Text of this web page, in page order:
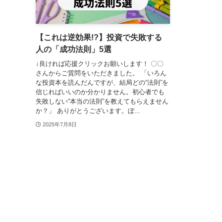
【これは逆効果!?】投資で失敗する
人の「成功法則」5選
↓良ければ応援クリックお願いします！ 〇〇
さんからご質問をいただきました。 「いろん
な投資本を読んだんですが、結局どの“法則”を
信じればいいのか分かりません。初心者でも
失敗しない“本当の法則”を教えてもらえません
か？」 ありがとうございます。ぼ...
2025年7月8日